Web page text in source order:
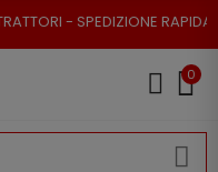
RAPIDA - RESO
0